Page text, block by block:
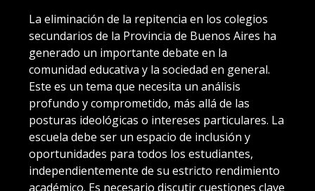
La eliminación de la repitencia en los colegios
secundarios de la Provincia de Buenos Aires ha
generado un importante debate en la
comunidad educativa y la sociedad en general.
Este es un tema que necesita un análisis
profundo y comprometido, más allá de las
posturas ideológicas o intereses particulares. La
escuela debe ser un espacio de inclusión y
oportunidades para todos los estudiantes,
independientemente de su estricto rendimiento
académico. Es necesario discutir cuestiones clave